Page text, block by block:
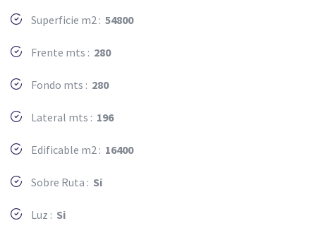
Superficie m2 : 54800
Frente mts : 280
Fondo mts : 280
Lateral mts : 196
Edificable m2 : 16400
Sobre Ruta : Si
Luz : Si